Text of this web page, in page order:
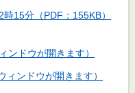
15分（PDF：155KB）
ンドウが開きます）
ンドウが開きます）